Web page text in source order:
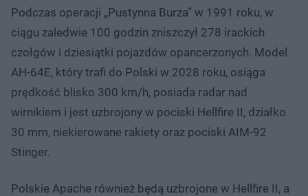
Podczas operacji „Pustynna Burza” w 1991 roku, w
ciągu zaledwie 100 godzin zniszczył 278 irackich
czołgów i dziesiątki pojazdów opancerzonych. Model
AH-64E, który trafi do Polski w 2028 roku, osiąga
prędkość blisko 300 km/h, posiada radar nad
wirnikiem i jest uzbrojony w pociski Hellfire II, działko
30 mm, niekierowane rakiety oraz pociski AIM-92
Stinger.
Polskie Apache również będą uzbrojone w Hellfire II, a